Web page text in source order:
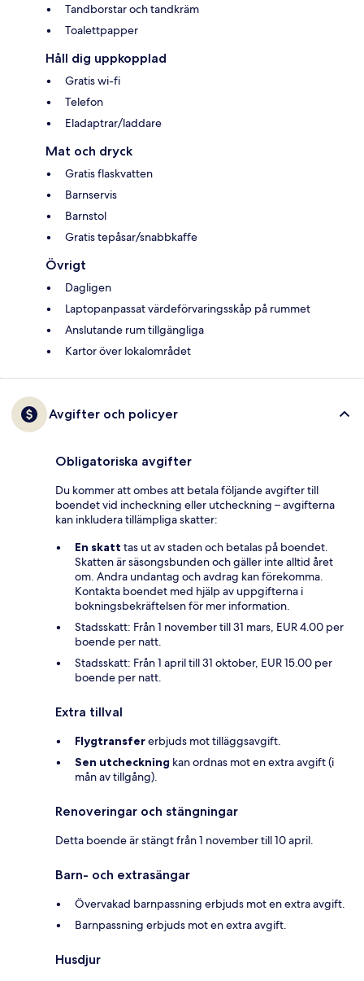
Tandborstar och tandkräm
Toalettpapper
Håll dig uppkopplad
Gratis wi-fi
Telefon
Eladaptrar/laddare
Mat och dryck
Gratis flaskvatten
Barnservis
Barnstol
Gratis tepåsar/snabbkaffe
Övrigt
Dagligen
Laptopanpassat värdeförvaringsskåp på rummet
Anslutande rum tillgängliga
Kartor över lokalområdet
Avgifter och policyer
Obligatoriska avgifter
Du kommer att ombes att betala följande avgifter till
boendet vid incheckning eller utcheckning – avgifterna
kan inkludera tillämpliga skatter:
En skatt tas ut av staden och betalas på boendet.
Skatten är säsongsbunden och gäller inte alltid året
om. Andra undantag och avdrag kan förekomma.
Kontakta boendet med hjälp av uppgifterna i
bokningsbekräftelsen för mer information.
Stadsskatt: Från 1 november till 31 mars, EUR 4.00 per
boende per natt.
Stadsskatt: Från 1 april till 31 oktober, EUR 15.00 per
boende per natt.
Extra tillval
Flygtransfererbjuds mot tilläggsavgift.
Sen utcheckning kan ordnas mot en extra avgift (i
mån av tillgång).
Renoveringar och stängningar
Detta boende är stängt från 1 november till 10 april.
Barn- och extrasängar
Övervakad barnpassning erbjuds mot en extra avgift.
Barnpassning erbjuds mot en extra avgift.
Husdjur